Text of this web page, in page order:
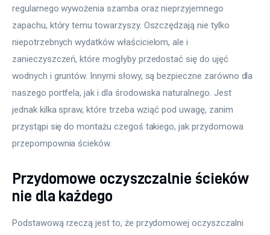
regularnego wywożenia szamba oraz nieprzyjemnego
zapachu, który temu towarzyszy. Oszczędzają nie tylko
niepotrzebnych wydatków właścicielom, ale i
zanieczyszczeń, które mogłyby przedostać się do ujęć
wodnych i gruntów. Innymi słowy, są bezpieczne zarówno dla
naszego portfela, jak i dla środowiska naturalnego. Jest
jednak kilka spraw, które trzeba wziąć pod uwagę, zanim
przystąpi się do montażu czegoś takiego, jak przydomowa
przepompownia ścieków.
Przydomowe oczyszczalnie ścieków
nie dla każdego
Podstawową rzeczą jest to, że przydomowej oczyszczalni